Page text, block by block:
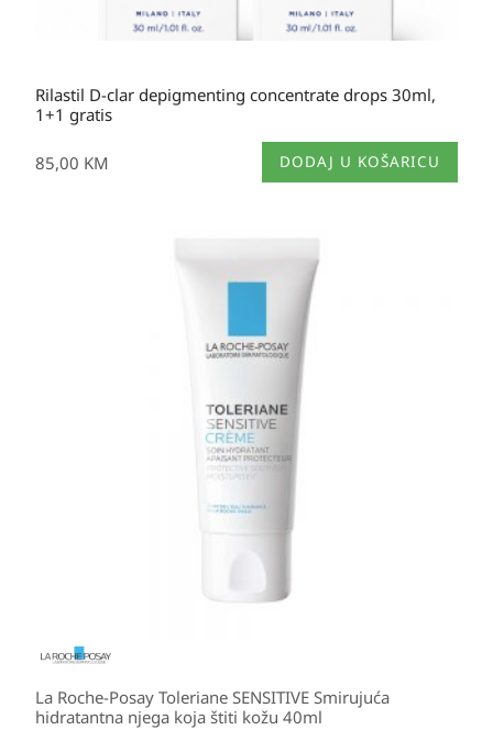
Rilastil D-clar depigmenting concentrate drops 30ml,
1+1 gratis
85,00 KM DODAJ U KOŠARICU
La Roche-Posay Toleriane SENSITIVE Smirujuća
hidratantna njega koja štiti kožu 40ml